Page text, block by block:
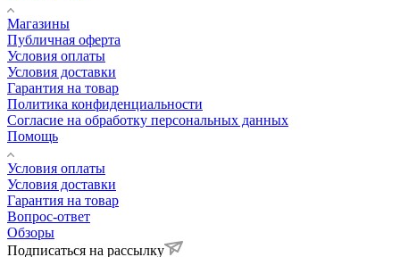
Магазины
Публичная оферта
Условия оплаты
Условия доставки
Гарантия на товар
Политика конфиденциальности
Согласие на обработку персональных данных
Помощь
Условия оплаты
Условия доставки
Гарантия на товар
Вопрос-ответ
Обзоры
Подписаться на рассылку